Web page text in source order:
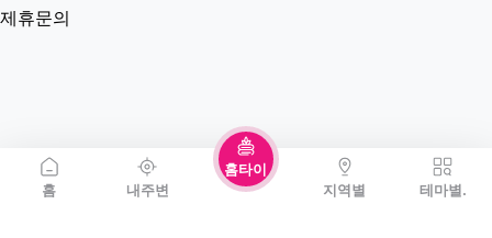
홈 내주변
홈타이
지역별
테마별.
제휴문의